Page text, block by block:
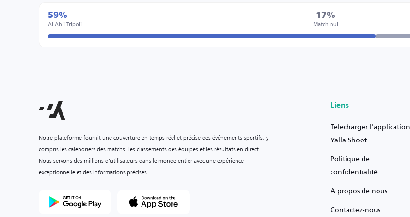
59%
Al Ahli Tripoli
17%
Match nul
Notre plateforme fournit une couverture en temps réel et précise des événements sportifs, y
compris les calendriers des matchs, les classements des équipes et les résultats en direct.
Nous servons des millions d'utilisateurs dans le monde entier avec une expérience
exceptionnelle et des informations précises.
Liens
Télécharger l'application
Yalla Shoot
Politique de
confidentialité
À propos de nous
Contactez-nous